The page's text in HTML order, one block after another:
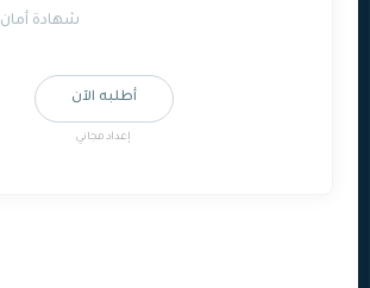
شهادة أمان SSL مجاناً
أطلبه الآن
إعداد مجاني